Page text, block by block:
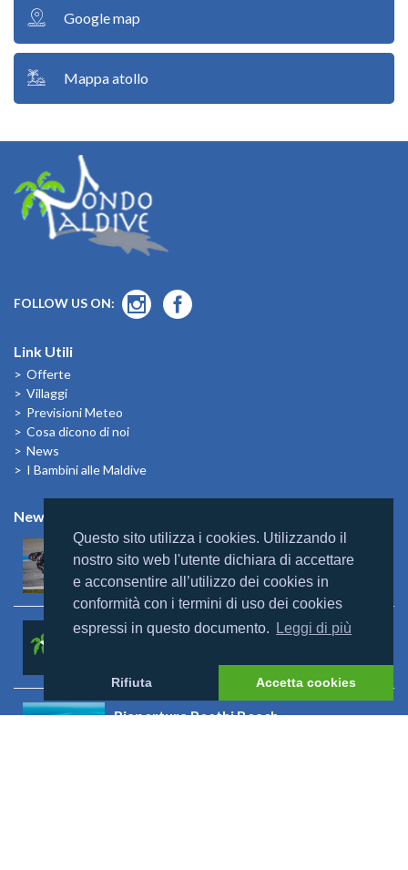
Questo sito utilizza i cookies. Utilizzando il
nostro sito web l'utente dichiara di accettare
e acconsentire all’utilizzo dei cookies in
conformità con i termini di uso dei cookies
espressi in questo documento.
Leggi di più
Rifiuta Accetta cookies
Google map
Mappa atollo
FOLLOW US ON:
Link Utili
Offerte
Villaggi
Previsioni Meteo
Cosa dicono di noi
News
I Bambini alle Maldive
News
Mondomaldive & Tony Arbolino
Rebranding Universal Resorts
Riapertura Reethi Beach